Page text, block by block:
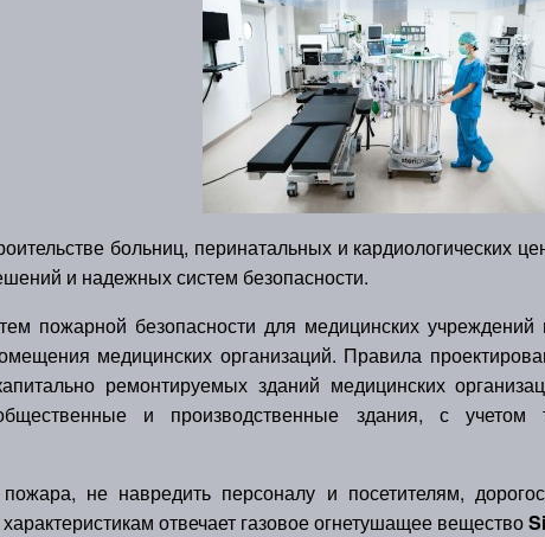
больниц, перинатальных и кардиологических
и надежных систем безопасности.
пожарной безопасности для медицинских
медицинских организаций. Правила
ремонтируемых зданий медицинских
и производственные здания, с учетом
не навредить персоналу и посетителям,
отвечает газовое огнетушащее вещество